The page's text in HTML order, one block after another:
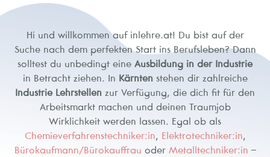
Hi und willkommen auf inlehre.at! Du bist auf der
Suche nach dem perfekten Start ins Berufsleben? Dann
solltest du unbedingt eine Ausbildung in der Industrie
in Betracht ziehen. In Kärnten stehen dir zahlreiche
Industrie Lehrstellen zur Verfügung, die dich fit für den
Arbeitsmarkt machen und deinen Traumjob
Wirklichkeit werden lassen. Egal ob als
Chemieverfahrenstechniker:in, Elektrotechniker:in,
Bürokaufmann/Bürokauffrau oder Metalltechniker:in –